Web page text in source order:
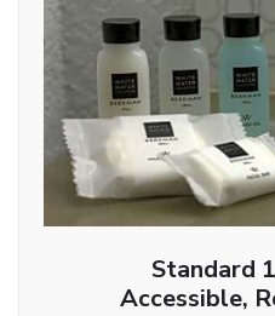
Standard
Accessible,